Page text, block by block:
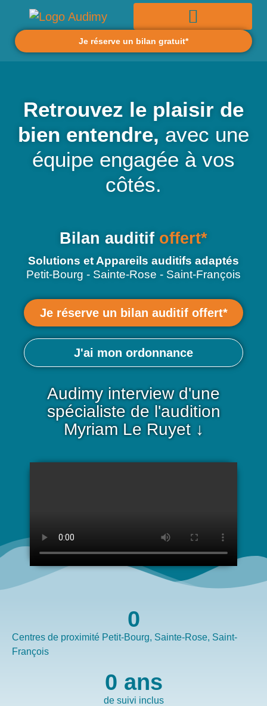
Je réserve un bilan gratuit*
Retrouvez le plaisir de
bien entendre, avec une
équipe engagée à vos
côtés.
Bilan auditif offert*
Solutions et Appareils auditifs adaptés
Petit-Bourg - Sainte-Rose - Saint-François
Je réserve un bilan auditif offert*
J'ai mon ordonnance
Audimy interview d'une
spécialiste de l'audition
Myriam Le Ruyet ↓
Centres de proximité Petit-Bourg, Sainte-Rose, Saint-
François
0
de suivi inclus
0 ans